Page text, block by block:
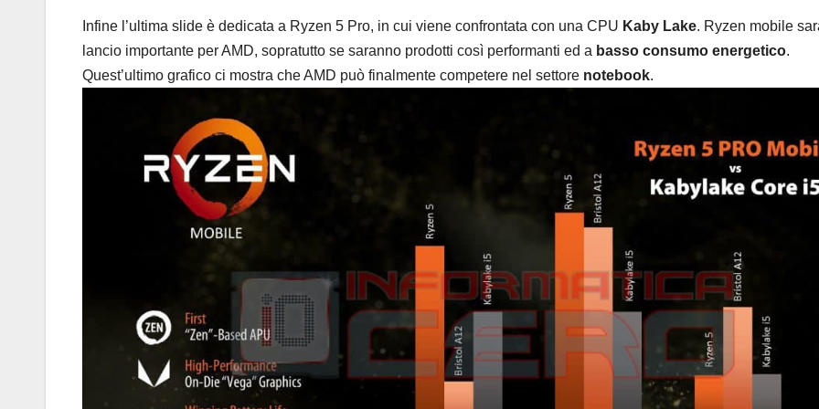
Infine l’ultima slide è dedicata a Ryzen 5 Pro, in cui viene confrontata con una CPU Kaby Lake. Ryzen mobile
lancio importante per AMD, sopratutto se saranno prodotti così performanti ed a basso consumo energetico.
Quest’ultimo grafico ci mostra che AMD può finalmente competere nel settore notebook.